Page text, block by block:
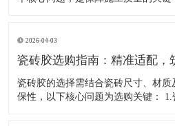
均、收缩开裂，进而降低粘结强度。
+背胶”
2026-04-03
瓷砖胶选购指南：精准适配，
瓷砖胶的选择需结合瓷砖尺寸、材
保性，以下核心问题为选购关键： 1.